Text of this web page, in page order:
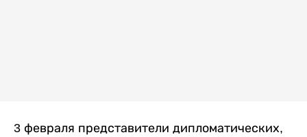
3 февраля представители дипломатических,